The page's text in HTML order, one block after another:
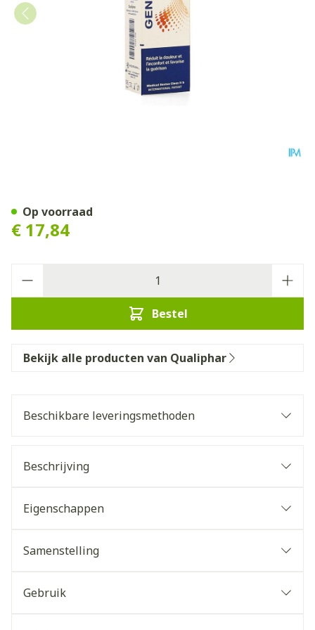
€ 17,84
Bestel
Op voorraad
Bekijk alle producten van Qualiphar
Beschikbare leveringsmethoden
Beschrijving
Eigenschappen
Samenstelling
Gebruik